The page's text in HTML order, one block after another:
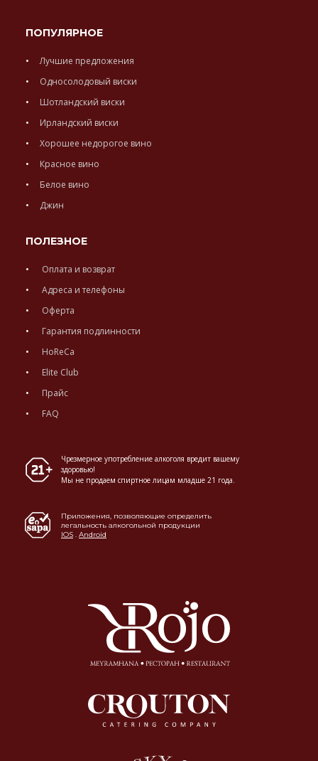
ПОПУЛЯРНОЕ
Лучшие предложения
Односолодовый виски
Шотландский виски
Ирландский виски
Хорошее недорогое вино
Красное вино
Белое вино
Джин
ПОЛЕЗНОЕ
Оплата и возврат
Адреса и телефоны
Оферта
Гарантия подлинности
HoReCa
Elite Club
Прайс
FAQ
Чрезмерное употребление алкоголя вредит вашему
здоровью!
Мы не продаем спиртное лицам младше 21 года.
Приложения, позволяющие определить
легальность алкогольной продукции
IOS . Android